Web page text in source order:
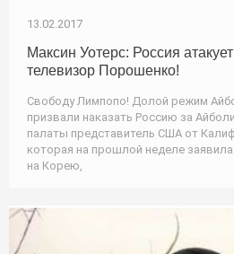
13.02.2017
Максин Уотерс: Россия
телевизор Порошенко!
Свободу Лимпопо! Долой режим
призвали наказать Россию за
палаты представитель США от
которая на прошлой неделе
на Корею,